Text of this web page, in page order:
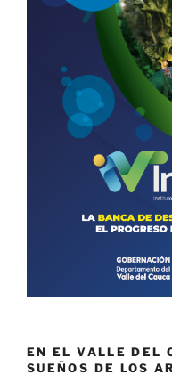
EN EL VALLE DEL
SUEÑOS DE LOS